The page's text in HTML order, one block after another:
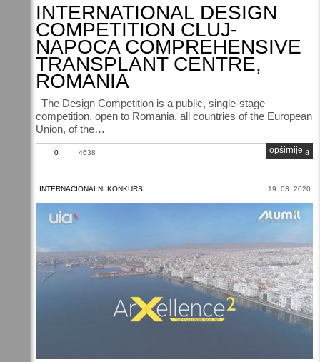
INTERNATIONAL DESIGN
COMPETITION CLUJ-
NAPOCA COMPREHENSIVE
TRANSPLANT CENTRE,
ROMANIA
The Design Competition is a public, single-stage
competition, open to Romania, all countries of the European
Union, of the…
0 4638 opširnije
INTERNACIONALNI KONKURSI 19. 03. 2020.